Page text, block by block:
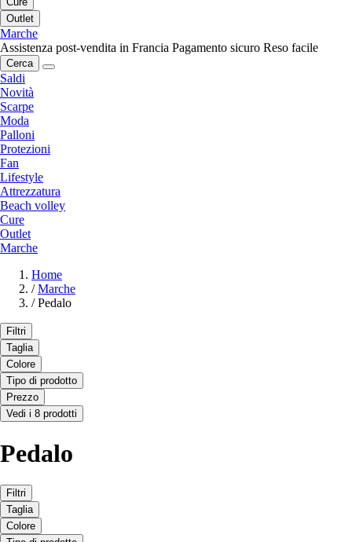
Outlet
Marche
Assistenza post-vendita in Francia Pagamento sicuro Reso facile
Cerca
Saldi
Novità
Scarpe
Moda
Palloni
Protezioni
Fan
Lifestyle
Attrezzatura
Beach volley
Cure
Outlet
Marche
Home
/ Marche
/ Pedalo
Filtri
Taglia
Colore
Tipo di prodotto
Prezzo
Vedi i 8 prodotti
Pedalo
Filtri
Taglia
Colore